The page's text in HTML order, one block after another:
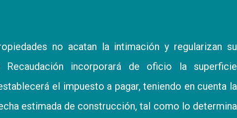
no acatan la intimación y regularizan su
incorporará de oficio la superficie
el impuesto a pagar, teniendo en cuenta la
estimada de construcción, tal como lo determina